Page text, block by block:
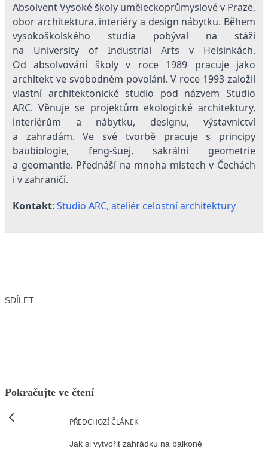
Absolvent Vysoké školy uměleckoprůmyslové v Praze,
obor architektura, interiéry a design nábytku. Během
vysokoškolského studia pobýval na stáži
na University of Industrial Arts v Helsinkách.
Od absolvování školy v roce 1989 pracuje jako
architekt ve svobodném povolání. V roce 1993 založil
vlastní architektonické studio pod názvem Studio
ARC. Věnuje se projektům ekologické architektury,
interiérům a nábytku, designu, výstavnictví
a zahradám. Ve své tvorbě pracuje s principy
baubiologie, feng-šuej, sakrální geometrie
a geomantie. Přednáší na mnoha místech v Čechách
i v zahraničí.
Kontakt: Studio ARC, ateliér celostní architektury
SDÍLET
Pokračujte ve čtení
PŘEDCHOZÍ ČLÁNEK
Jak si vytvořit zahrádku na balkoně